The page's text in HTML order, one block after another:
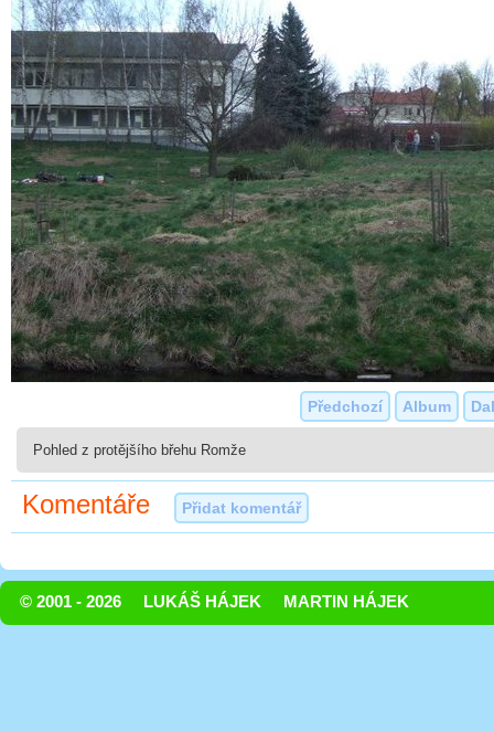
Předchozí Album
Pohled z protějšího břehu Romže
Komentáře Přidat komentář
© 2001 - 2026 LUKÁŠ HÁJEK MARTIN HÁJEK